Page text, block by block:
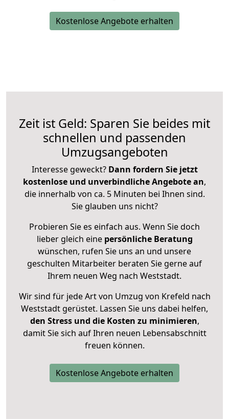
Kostenlose Angebote erhalten
Zeit ist Geld: Sparen Sie beides mit
schnellen und passenden
Umzugsangeboten
Interesse geweckt? Dann fordern Sie jetzt
kostenlose und unverbindliche Angebote an,
die innerhalb von ca. 5 Minuten bei Ihnen sind.
Sie glauben uns nicht?
Probieren Sie es einfach aus. Wenn Sie doch
lieber gleich eine persönliche Beratung
wünschen, rufen Sie uns an und unsere
geschulten Mitarbeiter beraten Sie gerne auf
Ihrem neuen Weg nach Weststadt.
Wir sind für jede Art von Umzug von Krefeld nach
Weststadt gerüstet. Lassen Sie uns dabei helfen,
den Stress und die Kosten zu minimieren,
damit Sie sich auf Ihren neuen Lebensabschnitt
freuen können.
Kostenlose Angebote erhalten